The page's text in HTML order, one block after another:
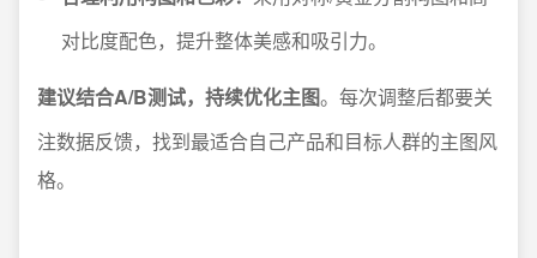
对比度配色，提升整体美感和吸引力。
建议结合A/B测试，持续优化主图。每次调整后都要关
注数据反馈，找到最适合自己产品和目标人群的主图风
格。